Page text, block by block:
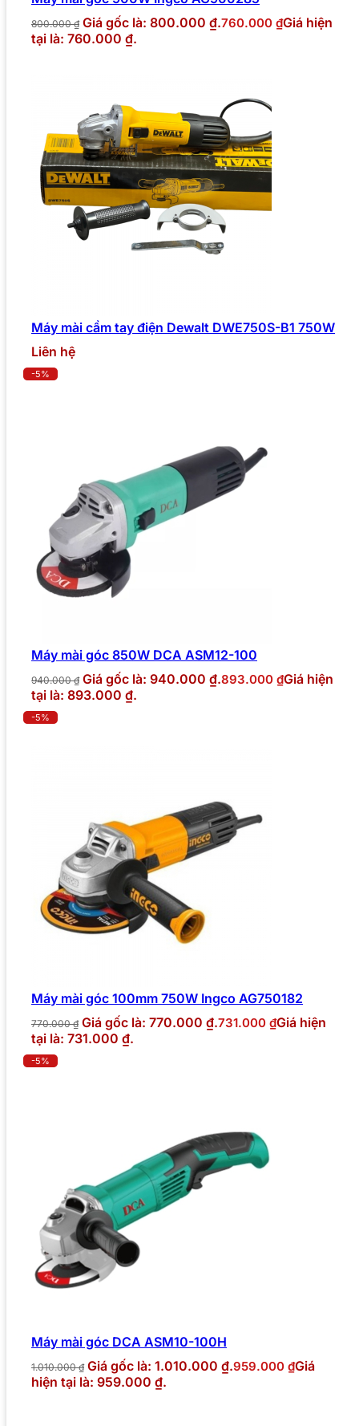
800.000₫ Giá gốc là: 800.000 ₫.760.000 ₫Giá hiện
tại là: 760.000 ₫.
Máy mài cầm tay điện Dewalt DWE750S-B1 750W
Liên hệ
-5%
Máy mài góc 850W DCA ASM12-100
940.000₫ Giá gốc là: 940.000 ₫.893.000 ₫Giá hiện
tại là: 893.000 ₫.
-5%
Máy mài góc 100mm 750W Ingco AG750182
770.000₫ Giá gốc là: 770.000 ₫.731.000 ₫Giá hiện
tại là: 731.000 ₫.
-5%
Máy mài góc DCA ASM10-100H
1.010.000₫ Giá gốc là: 1.010.000 ₫.959.000 ₫Giá
hiện tại là: 959.000 ₫.